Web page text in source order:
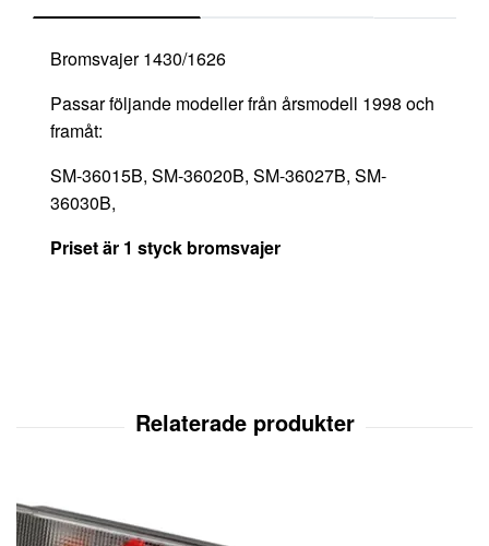
Bromsvajer 1430/1626
Passar följande modeller från årsmodell 1998 och
framåt:
SM-36015B, SM-36020B, SM-36027B, SM-
36030B,
Priset är 1 styck bromsvajer